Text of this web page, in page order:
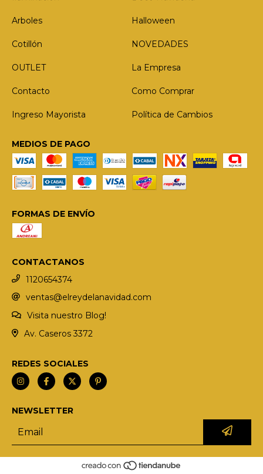
Arboles Halloween
Cotillón NOVEDADES
OUTLET La Empresa
Contacto Como Comprar
Ingreso Mayorista Política de Cambios
MEDIOS DE PAGO
FORMAS DE ENVÍO
CONTACTANOS
1120654374
ventas@elreydelanavidad.com
Visita nuestro Blog!
Av. Caseros 3372
REDES SOCIALES
NEWSLETTER